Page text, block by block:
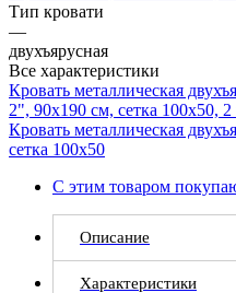
Тип кровати
—
двухъярусная
Все характеристики
Кровать металлическая
2", 90х190 см, сетка 100х50,
Кровать металлическая
сетка 100х50
С этим товаром
Описание
Характеристики